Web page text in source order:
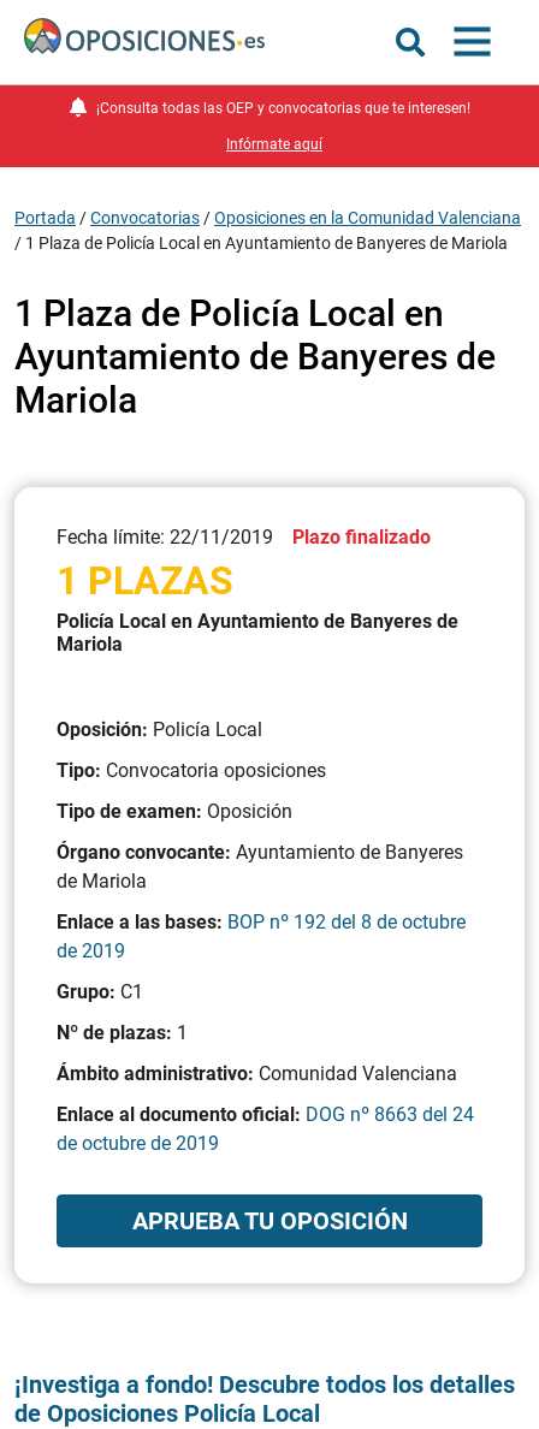
¡Consulta todas las OEP y convocatorias que te interesen!
Infórmate aquí
Portada /Convocatorias /Oposiciones en la Comunidad Valenciana
/ 1 Plaza de Policía Local en Ayuntamiento de Banyeres de Mariola
1 Plaza de Policía Local en
Ayuntamiento de Banyeres de
Mariola
Fecha límite: 22/11/2019 Plazo finalizado
1 PLAZAS
Policía Local en Ayuntamiento de Banyeres de
Mariola
Oposición: Policía Local
Tipo: Convocatoria oposiciones
Tipo de examen: Oposición
Órgano convocante: Ayuntamiento de Banyeres
de Mariola
Enlace a las bases: BOP nº 192 del 8 de octubre
de 2019
Grupo: C1
Nº de plazas: 1
Ámbito administrativo: Comunidad Valenciana
Enlace al documento oficial: DOG nº 8663 del 24
de octubre de 2019
APRUEBA TU OPOSICIÓN
¡Investiga a fondo! Descubre todos los detalles
de Oposiciones Policía Local